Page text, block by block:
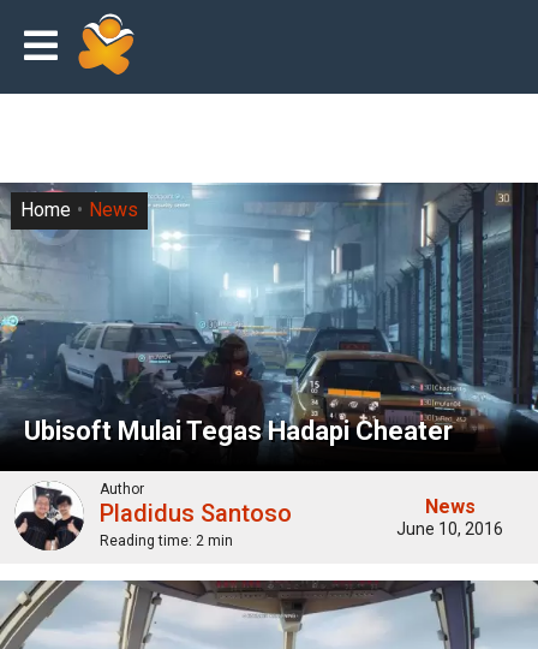
Ubisoft Mulai Tegas Hadapi Cheater
Home News
Author
Pladidus Santoso
Reading time: 2 min
News
June 10, 2016